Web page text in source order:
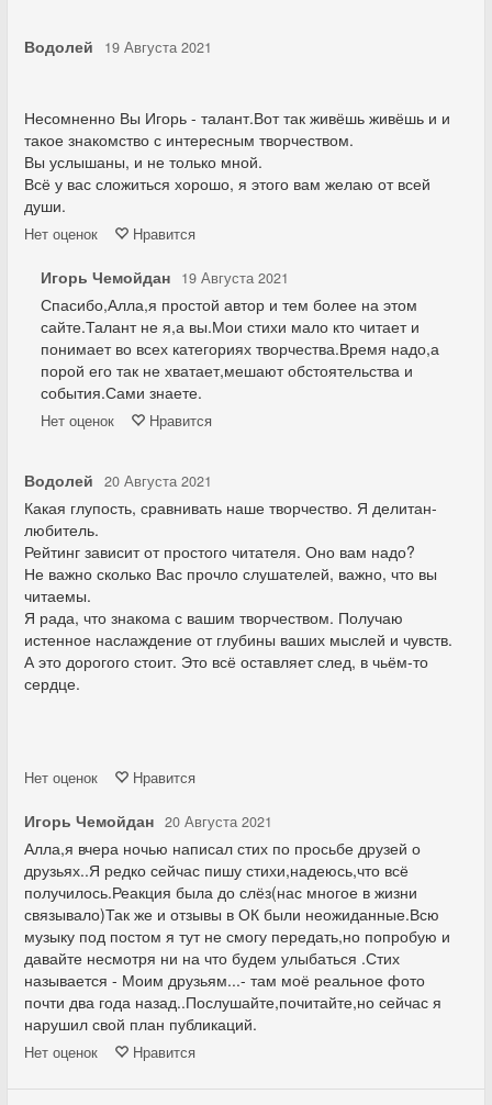
Водолей 19 Августа 2021
Несомненно Вы Игорь - талант.Вот так живёшь живёшь и и
такое знакомство с интересным творчеством.
Вы услышаны, и не только мной.
Всё у вас сложиться хорошо, я этого вам желаю от всей
души.
Нет оценок Нравится
Игорь Чемойдан 19 Августа 2021
Спасибо,Алла,я простой автор и тем более на этом
сайте.Талант не я,а вы.Мои стихи мало кто читает и
понимает во всех категориях творчества.Время надо,а
порой его так не хватает,мешают обстоятельства и
события.Сами знаете.
Нет оценок Нравится
Водолей 20 Августа 2021
Какая глупость, сравнивать наше творчество. Я делитан-
любитель.
Рейтинг зависит от простого читателя. Оно вам надо?
Не важно сколько Вас прочло слушателей, важно, что вы
читаемы.
Я рада, что знакома с вашим творчеством. Получаю
истенное наслаждение от глубины ваших мыслей и чувств.
А это дорогого стоит. Это всё оставляет след, в чьём-то
сердце.
Нет оценок Нравится
Игорь Чемойдан 20 Августа 2021
Алла,я вчера ночью написал стих по просьбе друзей о
друзьях..Я редко сейчас пишу стихи,надеюсь,что всё
получилось.Реакция была до слёз(нас многое в жизни
связывало)Так же и отзывы в ОК были неожиданные.Всю
музыку под постом я тут не смогу передать,но попробую и
давайте несмотря ни на что будем улыбаться .Стих
называется - Моим друзьям...- там моё реальное фото
почти два года назад..Послушайте,почитайте,но сейчас я
нарушил свой план публикаций.
Нет оценок Нравится